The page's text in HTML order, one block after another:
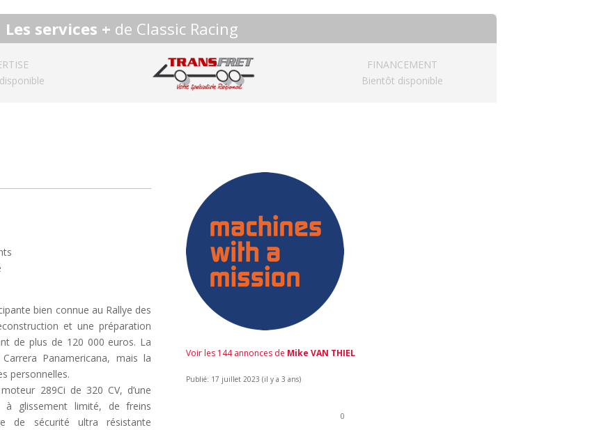
Les services + de Classic Racing
FINANCEMENT
Bientôt disponible
bien connue au Rallye des
et une préparation
de plus de 120 000 euros. La
Panamericana, mais la
personnelles.
289Ci de 320 CV, d’une
à glissement limité, de freins
de sécurité ultra résistante
Voir les 144 annonces de Mike VAN THIEL
Publié: 17 juillet 2023 (il y a 3 ans)
0